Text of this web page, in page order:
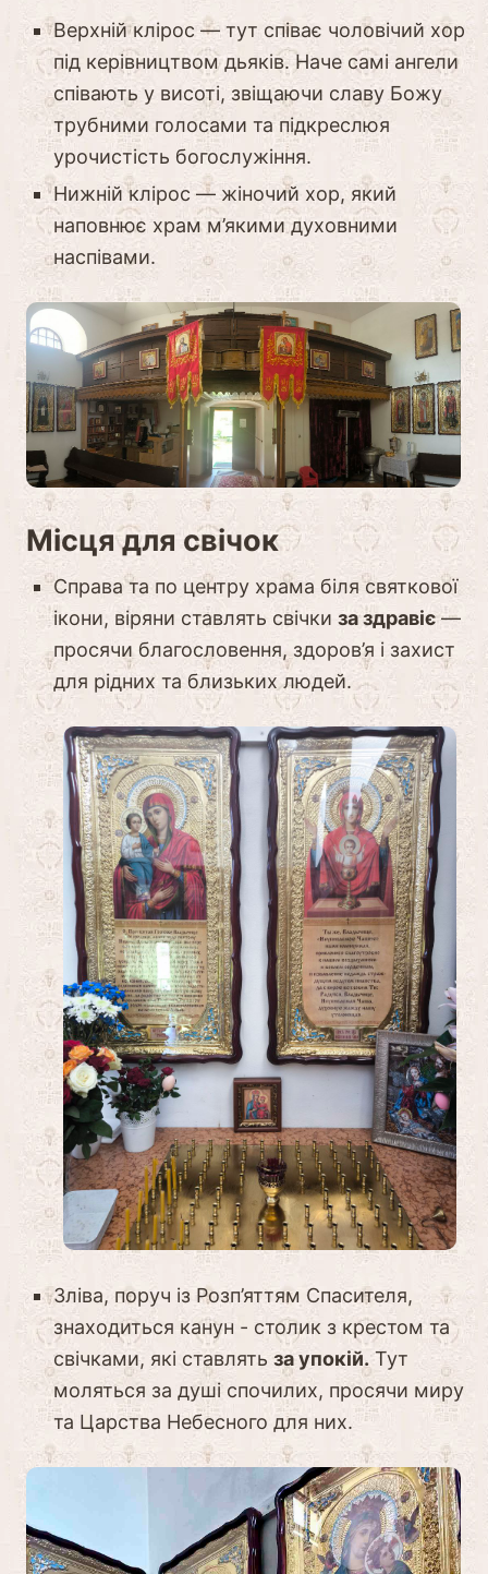
Верхній клірос — тут співає чоловічий хор
під керівництвом дьяків. Наче самі ангели
співають у висоті, звіщаючи славу Божу
трубними голосами та підкреслюя
урочистість богослужіння.
Нижній клірос — жіночий хор, який
наповнює храм м’якими духовними
наспівами.
Місця для свічок
Справа та по центру храма біля святкової
ікони, віряни ставлять свічки за здравіє—
просячи благословення, здоров’я і захист
для рідних та близьких людей.
Зліва, поруч із Розп’яттям Спасителя,
знаходиться канун - столик з крестом та
свічками, які ставлять за упокій.Тут
моляться за душі спочилих, просячи миру
та Царства Небесного для них.